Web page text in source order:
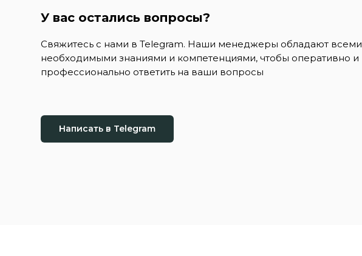
У вас остались вопросы?
Свяжитесь с нами в Telegram. Наши менеджеры обладают всеми
необходимыми знаниями и компетенциями, чтобы оперативно и
профессионально ответить на ваши вопросы
Написать в Telegram